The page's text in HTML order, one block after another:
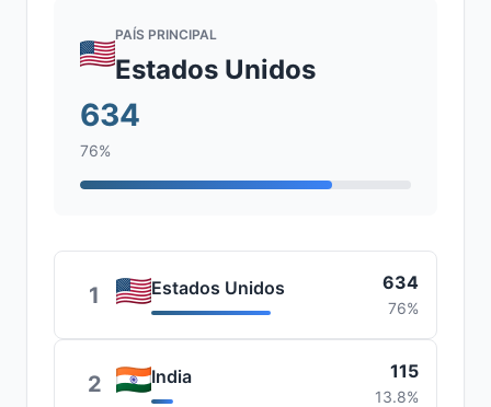
PAÍS PRINCIPAL
Estados Unidos
634
76%
1 Estados Unidos 634
76%
2 India 115
13.8%